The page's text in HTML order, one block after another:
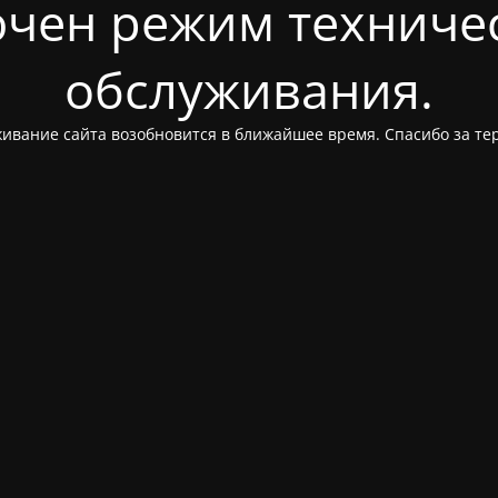
режим
обслуживания.
сайта возобновится в ближайшее время. Спасибо за